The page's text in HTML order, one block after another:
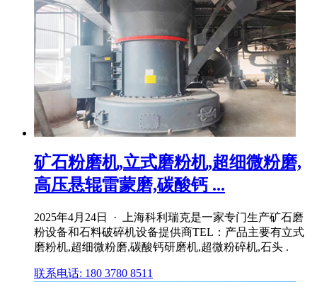
矿石粉磨机,立式磨粉机,超细微粉磨,
高压悬辊雷蒙磨,碳酸钙 ...
2025年4月24日 · 上海科利瑞克是一家专门生产矿石磨
粉设备和石料破碎机设备提供商TEL：产品主要有立式
磨粉机,超细微粉磨,碳酸钙研磨机,超微粉碎机,石头 .
联系电话: 180 3780 8511